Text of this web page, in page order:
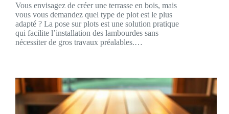
Vous envisagez de créer une terrasse en bois, mais
vous vous demandez quel type de plot est le plus
adapté ? La pose sur plots est une solution pratique
qui facilite l’installation des lambourdes sans
nécessiter de gros travaux préalables.…